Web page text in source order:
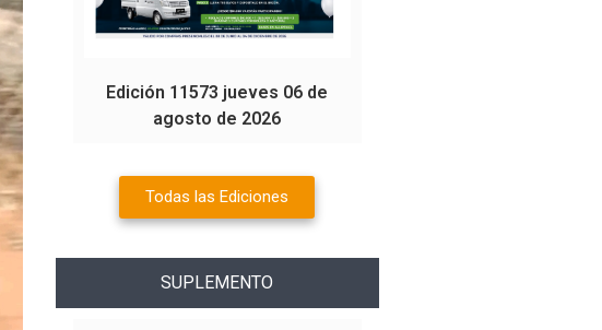
Edición 11573 jueves 06 de
agosto de 2026
Todas las Ediciones
SUPLEMENTO